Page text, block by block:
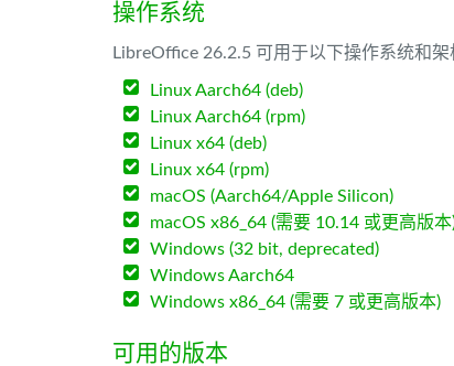
操作系统
LibreOffice 26.2.5 可用于以下操作系统和架
Linux Aarch64 (deb)
Linux Aarch64 (rpm)
Linux x64 (deb)
Linux x64 (rpm)
macOS (Aarch64/Apple Silicon)
macOS x86_64 (需要 10.14 或更高版本
Windows (32 bit, deprecated)
Windows Aarch64
Windows x86_64 (需要 7 或更高版本)
可用的版本